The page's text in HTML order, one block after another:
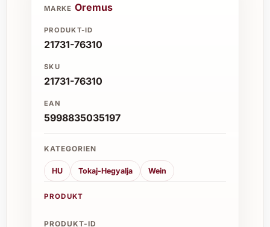
MARKE Oremus
PRODUKT-ID
21731-76310
SKU
21731-76310
EAN
5998835035197
KATEGORIEN
HU Tokaj-Hegyalja Wein
PRODUKT
PRODUKT-ID